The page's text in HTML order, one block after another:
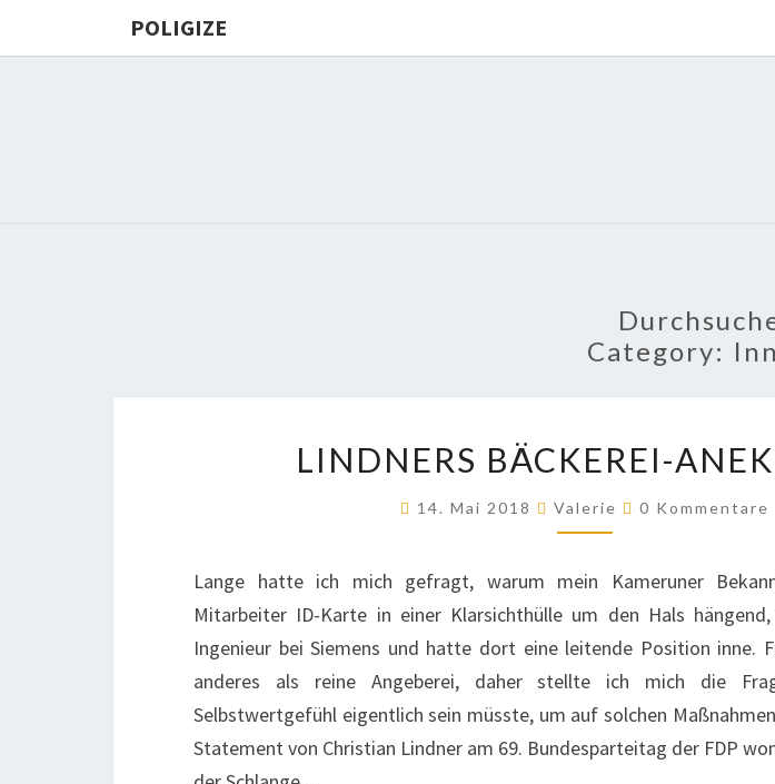
POLIGIZE
Category:
BÄCKEREI-
ANEKDOTE
LINDNERS BÄCKEREI-
14. Mai 2018 Valerie Kommentare
0 Kommentare
Lange hatte ich mich gefragt, warum mein Kameruner
Mitarbeiter ID-Karte in einer Klarsichthülle um den Hals
Ingenieur bei Siemens und hatte dort eine leitende Position inne.
anderes als reine Angeberei, daher stellte ich mich die
Selbstwertgefühl eigentlich sein müsste, um auf solchen
Statement von Christian Lindner am 69. Bundesparteitag der FDP